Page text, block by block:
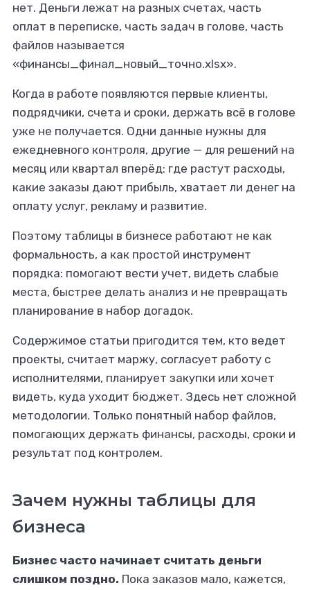
нет. Деньги лежат на разных счетах, часть
оплат в переписке, часть задач в голове, часть
файлов называется
«финансы_финал_новый_точно.xlsx».
Когда в работе появляются первые клиенты,
подрядчики, счета и сроки, держать всё в голове
уже не получается. Одни данные нужны для
ежедневного контроля, другие — для решений на
месяц или квартал вперёд: где растут расходы,
какие заказы дают прибыль, хватает ли денег на
оплату услуг, рекламу и развитие.
Поэтому таблицы в бизнесе работают не как
формальность, а как простой инструмент
порядка: помогают вести учет, видеть слабые
места, быстрее делать анализ и не превращать
планирование в набор догадок.
Содержимое статьи пригодится тем, кто ведет
проекты, считает маржу, согласует работу с
исполнителями, планирует закупки или хочет
видеть, куда уходит бюджет. Здесь нет сложной
методологии. Только понятный набор файлов,
помогающих держать финансы, расходы, сроки и
результат под контролем.
Зачем нужны таблицы для
бизнеса
Бизнес часто начинает считать деньги
слишком поздно. Пока заказов мало, кажется,